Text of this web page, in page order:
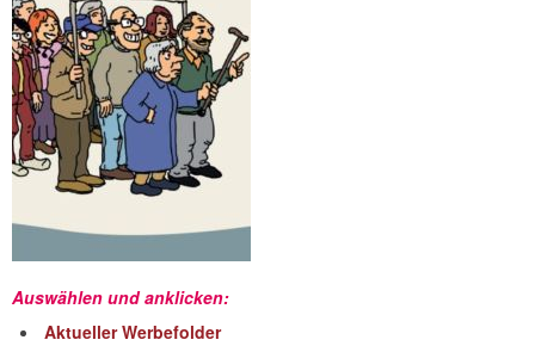
Auswählen und anklicken:
Aktueller Werbefolder